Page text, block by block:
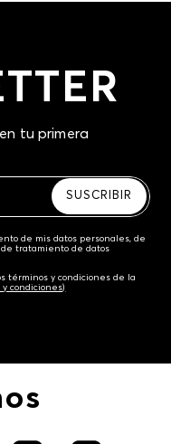
tu primera
SUSCRIBIR
de mis datos personales, de
tratamiento de datos
términos y condiciones de la
condiciones)